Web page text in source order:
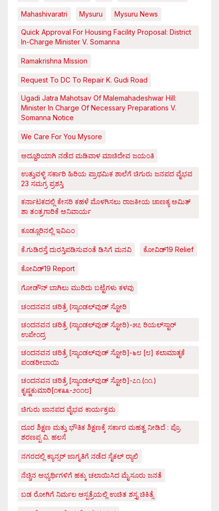
Mahashivaratri Mysuru Mysuru News
Quick Approval For Housing Facility Proposal: District
In-Charge Minister V. Somanna
Ramakrishna Mission
Request To DC To Repair K. Gudi Road
Ugadi Jatra Mahotsav Of Malemahadeshwar Hill:
Minister In Charge Of Necessary Preparations V.
Somanna Notice
We Care For You Mysore
ಅದ್ದೂರಿಯಾಗಿ ನಡೆದ ಮಡಿವಾಳ ಮಾಚಿದೇವ ಜಯಂತಿ
ಉತ್ತುವಳ್ಳಿ ಸರ್ಕಾರಿ ಹಿರಿಯ ಪ್ರಾಥಮಿಕ ಶಾಲೆಗೆ ಚಿಗುರು ಜನಪದ ವೈಭವ
23 ಸಮಗ್ರ ಪ್ರಶಸ್ತಿ
ಕರ್ನಾಟಕದಲ್ಲಿ ಕೇಸರಿ ಕಹಳೆ ಮೊಳಗಿಸಲು ರಾಜಕೀಯ ಚಾಣಕ್ಯ ಅಮಿತ್
ಶಾ ತಂತ್ರಗಾರಿಕೆ ಅನಿವಾರ್ಯ
ಕೂಡ್ಲೂರಿನಲ್ಲಿ ಇವಿಎಂ
ಕೆ.ಗುಡಿರಸ್ತೆ ದುರಸ್ತಿಪಡಿಸುವಂತೆ ಡಿಸಿಗೆ ಮನವಿ ಕೋವಿಡ್‌19 Relief
ಕೋವಿಡ್‌19 Report
ಗೋಡೌನ್ ಬಾಗಿಲು ಮುರಿದು ಬಟ್ಟೆಗಳು ಕಳವು
ಚಂದನವನ ಚರಿತ್ರೆ (ಸ್ಯಾಂಡಲ್‌ವುಡ್ ಸ್ಟೋರಿ
ಚಂದನವನ ಚರಿತ್ರೆ (ಸ್ಯಾಂಡಲ್‌ವುಡ್ ಸ್ಟೋರಿ)-೫೭ ರಿಯಲ್‌ಸ್ಟಾರ್
ಉಪೇಂದ್ರ
ಚಂದನವನ ಚರಿತ್ರೆ [ಸ್ಯಾಂಡಲ್‌ವುಡ್ ಸ್ಟೋರಿ]-೬೮ [೮] ಕಲಾಮಾತೃಕೆ
ಪಂಡರೀಬಾಯಿ
ಚಂದನವನ ಚರಿತ್ರೆ [ಸ್ಯಾಂಡಲ್‌ವುಡ್ ಸ್ಟೋರಿ]-೭೧.(೧೧.)
ಕೃಷ್ಣಕುಮಾರಿ[೧೯೩೩-೨೦೧೮]
ಚಿಗುರು ಜಾನಪದ ವೈಭವ ಕಾರ್ಯಕ್ರಮ
ದೂರ ಶಿಕ್ಷಣ ಮತ್ತು ಭೌತಿಕ ಶಿಕ್ಷಣಕ್ಕೆ ಸರ್ಕಾರ ಮಹತ್ವ ನೀಡಿದೆ : ಪ್ರೊ.
ಶರಣಪ್ಪ ವಿ. ಹಲಸೆ
ನಗರದಲ್ಲಿ ಕ್ಯಾನ್ಸರ್ ಜಾಗೃತಿಗೆ ನಡೆದ ಸೈಕಲ್ ರ್‍ಯಾಲಿ
ನೆಚ್ಚಿನ ಅಭ್ಯರ್ಥಿಗಳಿಗೆ ಹಕ್ಕು ಚಲಾಯಿಸಿದ ಮೈಸೂರು ಜನತೆ
ಬಡ ರೋಗಿಗೆ ನಿರ್ಮಲ ಆಸ್ಪತ್ರೆಯಲ್ಲಿ ಉಚಿತ ಶಸ್ತೃ ಚಿಕಿತ್ಸೆ